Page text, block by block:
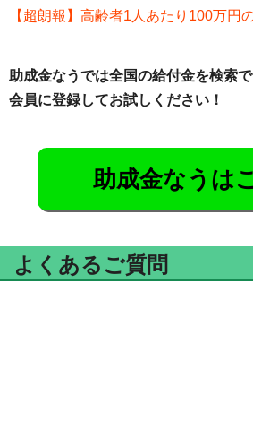
【超朗報】高齢者1人あたり100万円
助成金なうでは全国の給付金を検索
会員に登録してお試しください！
助成金なうは
よくあるご質問